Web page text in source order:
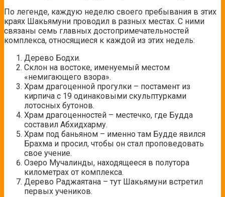
По легенде, каждую неделю своего пребывания в этих
краях Шакьямуни проводил в разных местах. С ними
связаны семь главных достопримечательностей
комплекса, относящиеся к каждой из этих недель:
Дерево Бодхи.
Склон на востоке, именуемый местом
«немигающего взора».
Храм драгоценной прогулки – постамент из
кирпича с 19 одинаковыми скульптурками
лотосных бутонов.
Храм драгоценностей – местечко, где Будда
составил Абхидхарму.
Храм под баньяном – именно там Будде явился
Брахма и просил, чтобы он стал проповедовать
свое учение.
Озеро Мучалинды, находящееся в полутора
километрах от комплекса.
Дерево Раджаятана – тут Шакьямуни встретил
первых учеников.